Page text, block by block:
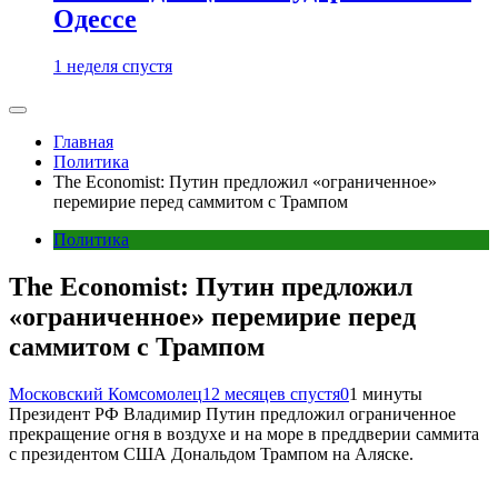
Одессе
1 неделя спустя
Главная
Политика
The Economist: Путин предложил «ограниченное»
перемирие перед саммитом с Трампом
Политика
The Economist: Путин предложил
«ограниченное» перемирие перед
саммитом с Трампом
Московский Комсомолец12 месяцев спустя01 минуты
Президент РФ Владимир Путин предложил ограниченное
прекращение огня в воздухе и на море в преддверии саммита
с президентом США Дональдом Трампом на Аляске.